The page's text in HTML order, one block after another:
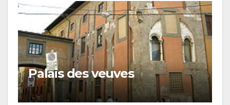
Palais des veuves